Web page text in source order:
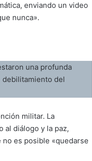
enviando un video
nunca».
una profunda
del
militar. La
al diálogo y la paz,
no es posible «quedarse